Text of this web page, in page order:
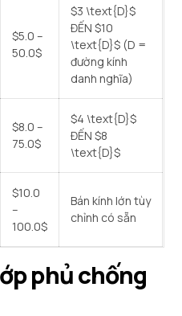
$5.0 –
50.0$
$3 \text{D}$
ĐẾN$10
\text{D}$ (D =
đường kính
danh nghĩa)
$8.0 –
75.0$
$4 \text{D}$
ĐẾN$8
\text{D}$
$10.0
–
100.0$
Bán kính lớn tùy
chỉnh có sẵn
phủ chống